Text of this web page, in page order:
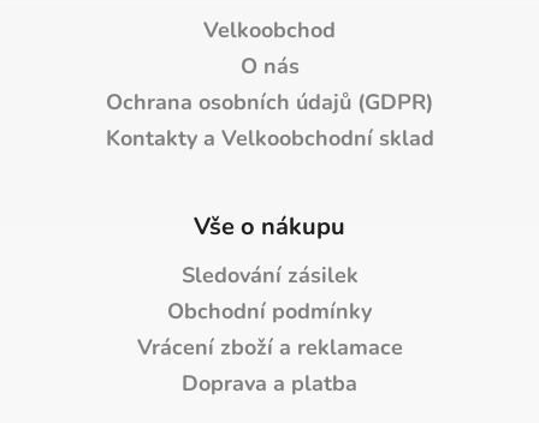
Velkoobchod
O nás
Ochrana osobních údajů (GDPR)
Kontakty a Velkoobchodní sklad
Vše o nákupu
Sledování zásilek
Obchodní podmínky
Vrácení zboží a reklamace
Doprava a platba